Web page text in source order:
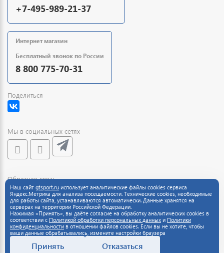
+7-495-989-21-37
Интернет магазин
Бесплатный звонок по России
8 800 775-70-31
Поделиться
Мы в социальных сетях
Обратная связь
Наш сайт gtsport.ru использует аналитические файлы cookies сервиса
Яндекс.Метрика для анализа посещаемости. Технические cookies, необходимые
для работы сайта, устанавливаются автоматически. Данные хранятся на
серверах на территории Российской Федерации.
Нажимая «Принять», вы даёте согласие на обработку аналитических cookies в
соответствии с Политикой обработки персональных данных и Политики
конфиденциальности в отношении файлов cookies. Если вы не хотите, чтобы
ваши данные обрабатывались, измените настройки браузера
Принять Отказаться